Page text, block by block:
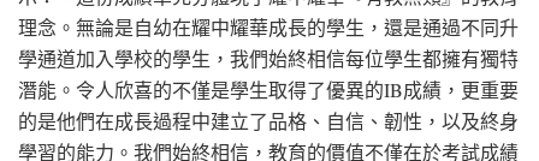
理念。無論是自幼在耀中耀華成長的學生，還是通過不同升
學通道加入學校的學生，我們始終相信每位學生都擁有獨特
潛能。令人欣喜的不僅是學生取得了優異的IB成績，更重要
的是他們在成長過程中建立了品格、自信、韌性，以及終身
學習的能力。我們始終相信，教育的價值不僅在於考試成績